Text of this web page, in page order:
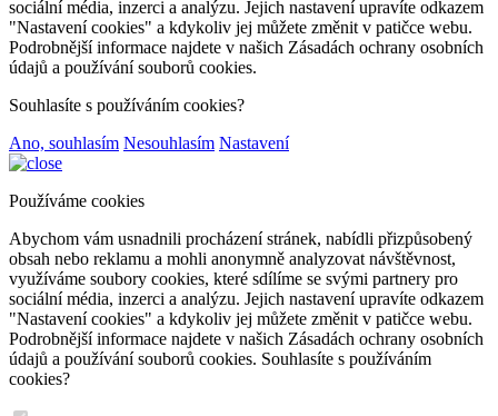
sociální média, inzerci a analýzu. Jejich nastavení upravíte odkazem
"Nastavení cookies" a kdykoliv jej můžete změnit v patičce webu.
Podrobnější informace najdete v našich Zásadách ochrany osobních
údajů a používání souborů cookies.
Souhlasíte s používáním cookies?
Ano, souhlasím Nesouhlasím Nastavení
Používáme cookies
Abychom vám usnadnili procházení stránek, nabídli přizpůsobený
obsah nebo reklamu a mohli anonymně analyzovat návštěvnost,
využíváme soubory cookies, které sdílíme se svými partnery pro
sociální média, inzerci a analýzu. Jejich nastavení upravíte odkazem
"Nastavení cookies" a kdykoliv jej můžete změnit v patičce webu.
Podrobnější informace najdete v našich Zásadách ochrany osobních
údajů a používání souborů cookies. Souhlasíte s používáním
cookies?